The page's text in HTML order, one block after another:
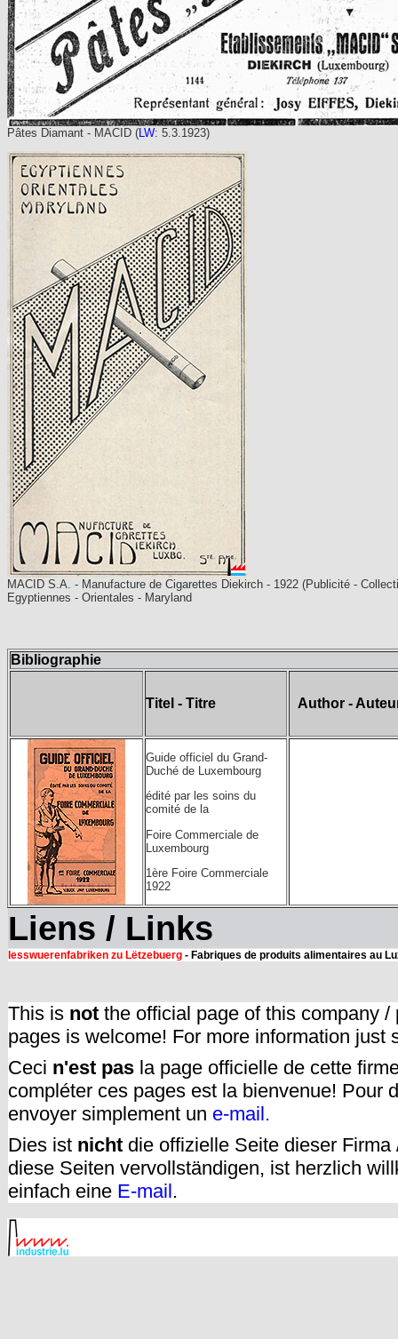
Pâtes Diamant - MACID (LW: 5.3.1923)
MACID S.A. - Manufacture de Cigarettes Diekirch - 1922 (Publicité -
Egyptiennes - Orientales - Maryland
Bibliographie
Titel - Titre Author -
Guide officiel du Grand-
Duché de Luxembourg
édité par les soins du
comité de la
Foire Commerciale de
Luxembourg
1ère Foire Commerciale
1922
Liens / Links
Iesswuerenfabriken zu Lëtzebuerg - Fabriques de produits alimentaires au
This is not the official page of this company
pages is welcome! For more information just
Ceci n'est pas la page officielle de cette
compléter ces pages est la bienvenue! Pour
envoyer simplement un e-mail.
Dies ist nicht die offizielle Seite dieser
diese Seiten vervollständigen, ist herzlich
einfach eine E-mail.